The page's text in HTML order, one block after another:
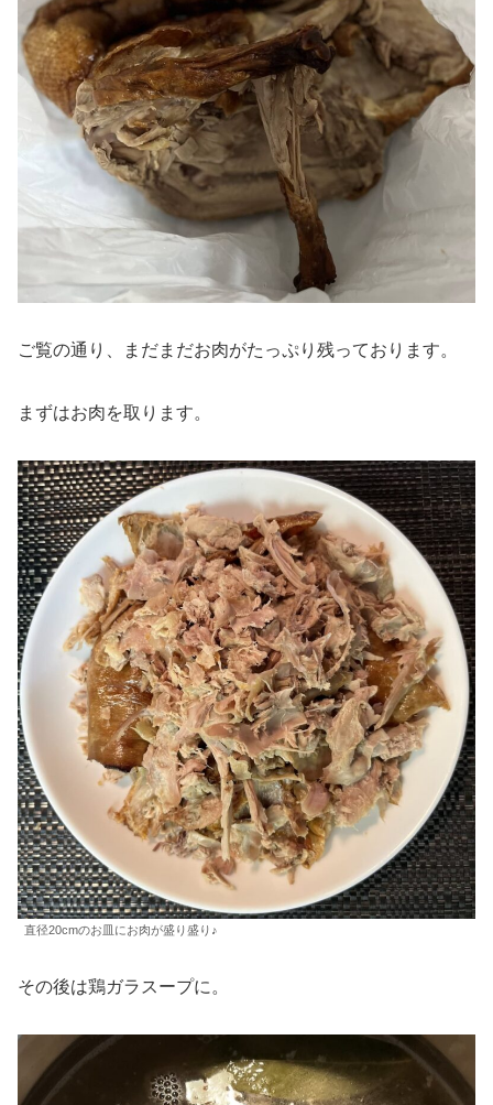
ご覧の通り、まだまだお肉がたっぷり残っております。
まずはお肉を取ります。
直径20cmのお皿にお肉が盛り盛り♪
その後は鶏ガラスープに。